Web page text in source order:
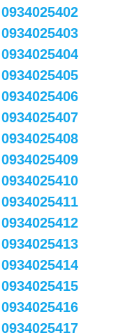
0934025402
0934025403
0934025404
0934025405
0934025406
0934025407
0934025408
0934025409
0934025410
0934025411
0934025412
0934025413
0934025414
0934025415
0934025416
0934025417